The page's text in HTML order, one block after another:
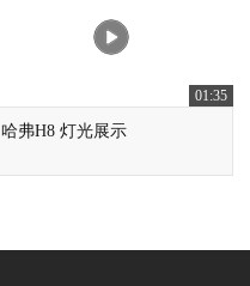
01:35
哈弗H8 灯光展示